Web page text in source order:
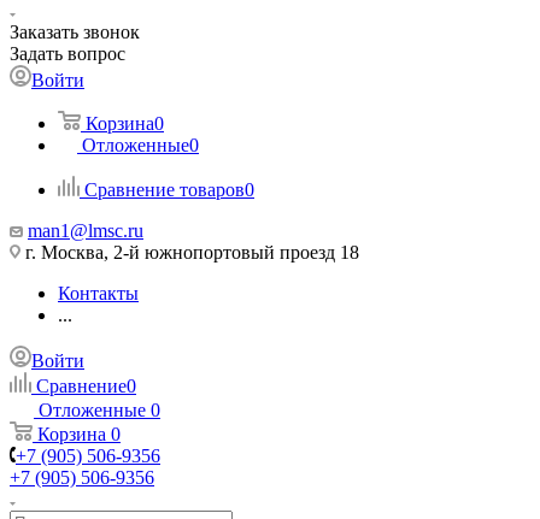
Заказать звонок
Задать вопрос
Войти
Корзина0
Отложенные0
Сравнение товаров0
man1@lmsc.ru
г. Москва, 2-й южнопортовый проезд 18
Контакты
...
Войти
Сравнение0
Отложенные 0
Корзина 0
+7 (905) 506-9356
+7 (905) 506-9356